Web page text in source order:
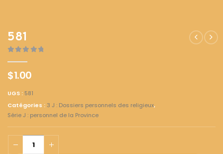
581
$1.00
UGS : 581
Catégories : 3 J : Dossiers personnels des religieux,
Série J : personnel de la Province